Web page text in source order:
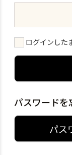
ログインした
パスワードを
パス